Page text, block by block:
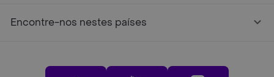
Encontre-nos nestes países